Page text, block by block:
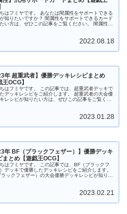
はフミヤです。 あなたは闇属性をサポートできる
知りたいですか？ 闇属性をサポートできるカード
い方は、ぜひこの記事をご覧ください。 闇属性モ
2022.08.18
年 超重武者】優勝デッキレシピまとめ
王OCG】
はフミヤです。 この記事では、超重武者デッキで
デッキレシピをご紹介します。 超重武者の大会優
レシピが知りたい方は、ぜひこの記事をご覧くだ
2023.01.28
年 BF（ブラックフェザー）】優勝デッキ
まとめ【遊戯王OCG】
はフミヤです。 この記事では、BF（ブラックフ
デッキで優勝したデッキレシピをご紹介します。
ックフェザー）の大会優勝デッキレシピが知りた
2023.02.21